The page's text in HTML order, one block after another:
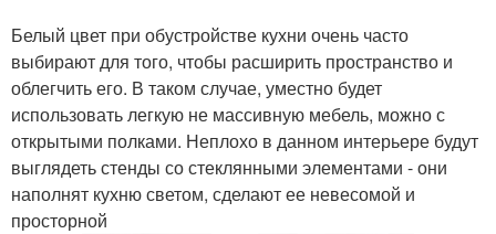
Белый цвет при обустройстве кухни очень часто
выбирают для того, чтобы расширить пространство и
облегчить его. В таком случае, уместно будет
использовать легкую не массивную мебель, можно с
открытыми полками. Неплохо в данном интерьере будут
выглядеть стенды со стеклянными элементами - они
наполнят кухню светом, сделают ее невесомой и
просторной